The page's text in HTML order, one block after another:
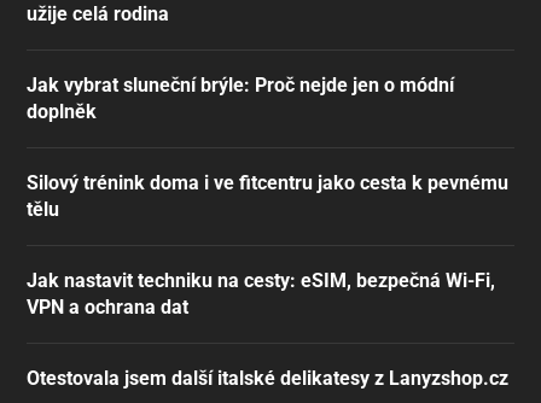
užije celá rodina
Jak vybrat sluneční brýle: Proč nejde jen o módní
doplněk
Silový trénink doma i ve fitcentru jako cesta k pevnému
tělu
Jak nastavit techniku na cesty: eSIM, bezpečná Wi-Fi,
VPN a ochrana dat
Otestovala jsem další italské delikatesy z Lanyzshop.cz